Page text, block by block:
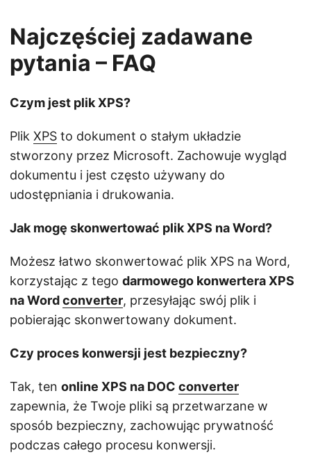
Najczęściej zadawane
pytania – FAQ
Czym jest plik XPS?
Plik XPS to dokument o stałym układzie
stworzony przez Microsoft. Zachowuje wygląd
dokumentu i jest często używany do
udostępniania i drukowania.
Jak mogę skonwertować plik XPS na Word?
Możesz łatwo skonwertować plik XPS na Word,
korzystając z tego darmowego konwertera XPS
na Wordconverter, przesyłając swój plik i
pobierając skonwertowany dokument.
Czy proces konwersji jest bezpieczny?
Tak, ten online XPS na DOC converter
zapewnia, że Twoje pliki są przetwarzane w
sposób bezpieczny, zachowując prywatność
podczas całego procesu konwersji.